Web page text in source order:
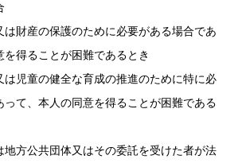
は財産の保護のために必要がある場合であ
を得ることが困難であるとき
は児童の健全な育成の推進のために特に必
って、本人の同意を得ることが困難である
地方公共団体又はその委託を受けた者が法